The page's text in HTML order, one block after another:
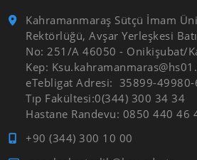
Kahramanmaraş Sütçü İmam
Rektörlüğü, Avşar Yerleşkesi
No: 251/A 46050 - Onikişubat/
Kep:
eTebligat Adresi: 35899-49980-
Tıp Fakültesi:0(344) 300 34
Hastane Randevu: 0850
+90 (344) 300 10 00